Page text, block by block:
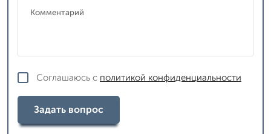
Соглашаюсь с политикой конфиденциальности
Задать вопрос